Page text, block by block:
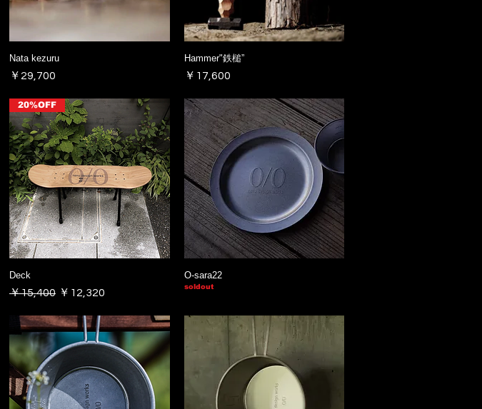
Nata kezuru
価格
￥29,700
Hammer"鉄槌”
価格
￥17,600
20%OFF
Deck
通常価格
￥15,400 セール価格
￥12,320
O-sara22
soldout